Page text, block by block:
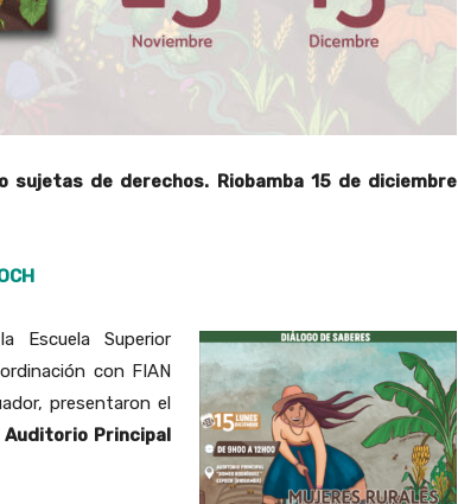
sujetas de derechos. Riobamba 15 de diciembre
Escuela Superior
con FIAN
presentaron el
Auditorio Principal